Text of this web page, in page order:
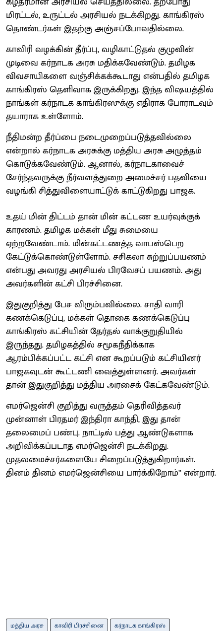
மிரட்டல், உருட்டல் அரசியல் நடக்கிறது. காங்கிரஸ்
தொண்டர்கள் இதற்கு அஞ்சப்போவதில்லை.
காவிரி வழக்கின் தீர்ப்பு, வழிகாட்டுதல் குழுவின்
முடிவை கர்நாடக அரசு மதிக்கவேண்டும். தமிழக
விவசாயிகளை வஞ்சிக்கக்கூடாது என்பதில் தமிழக
காங்கிரஸ் தெளிவாக இருக்கிறது. இந்த விஷயத்தில்
நாங்கள் கர்நாடக காங்கிரஸுக்கு எதிராக போராடவும்
தயாராக உள்ளோம்.
நீதிமன்ற தீர்ப்பை நடைமுறைப்படுத்தவில்லை
என்றால் கர்நாடக அரசுக்கு மத்திய அரசு அழுத்தம்
கொடுக்கவேண்டும். ஆனால், கர்நாடகாவைச்
சேர்ந்தவருக்கு நீர்வளத்துறை அமைச்சர் பதவியை
வழங்கி சித்துவிளையாட்டுக் காட்டுகிறது பாஜக.
உதய் மின் திட்டம் தான் மின் கட்டண உயர்வுக்குக்
காரணம். தமிழக மக்கள் மீது சுமையை
ஏற்றவேண்டாம். மின்கட்டணத்த வாபஸ்பெற
கேட்டுக்கொண்டுள்ளோம். சசிகலா சுற்றுப்பயணம்
என்பது அவரது அரசியல் பிரவேசப் பயணம். அது
அவர்களின் கட்சி பிரச்சினை.
இதுகுறித்து பேச விரும்பவில்லை. சாதி வாரி
கணக்கெடுப்பு, மக்கள் தொகை கணக்கெடுப்பு
காங்கிரஸ் கட்சியின் தேர்தல் வாக்குறுதியில்
இருந்தது. தமிழகத்தில் சமூகநீதிக்காக
ஆரம்பிக்கப்பட்ட கட்சி என கூறப்படும் கட்சியினர்
பாஜகவுடன் கூட்டணி வைத்துள்ளனர். அவர்கள்
தான் இதுகுறித்து மத்திய அரசைக் கேட்கவேண்டும்.
எமர்ஜென்சி குறித்து வருத்தம் தெரிவித்தவர்
முன்னாள் பிரதமர் இந்திரா காந்தி, இது தான்
தலைமைப் பண்பு. நாட்டில் பத்து ஆண்டுகளாக
அறிவிக்கப்படாத எமர்ஜென்சி நடக்கிறது.
முதலமைச்சர்களையே சிறைப்படுத்துகிறார்கள்.
தினம் தினம் எமர்ஜென்சியை பார்க்கிறோம்” என்றார்.
மத்திய அரசு காவிரி பிரச்சினை
கர்நாடக காங்கிரஸ்